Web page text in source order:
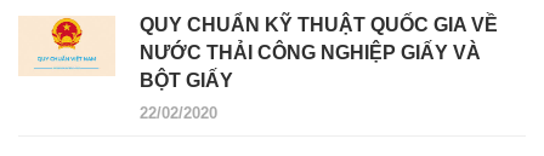
QUY CHUẨN KỸ THUẬT QUỐC GIA VỀ
NƯỚC THẢI CÔNG NGHIỆP GIẤY VÀ
BỘT GIẤY
22/02/2020